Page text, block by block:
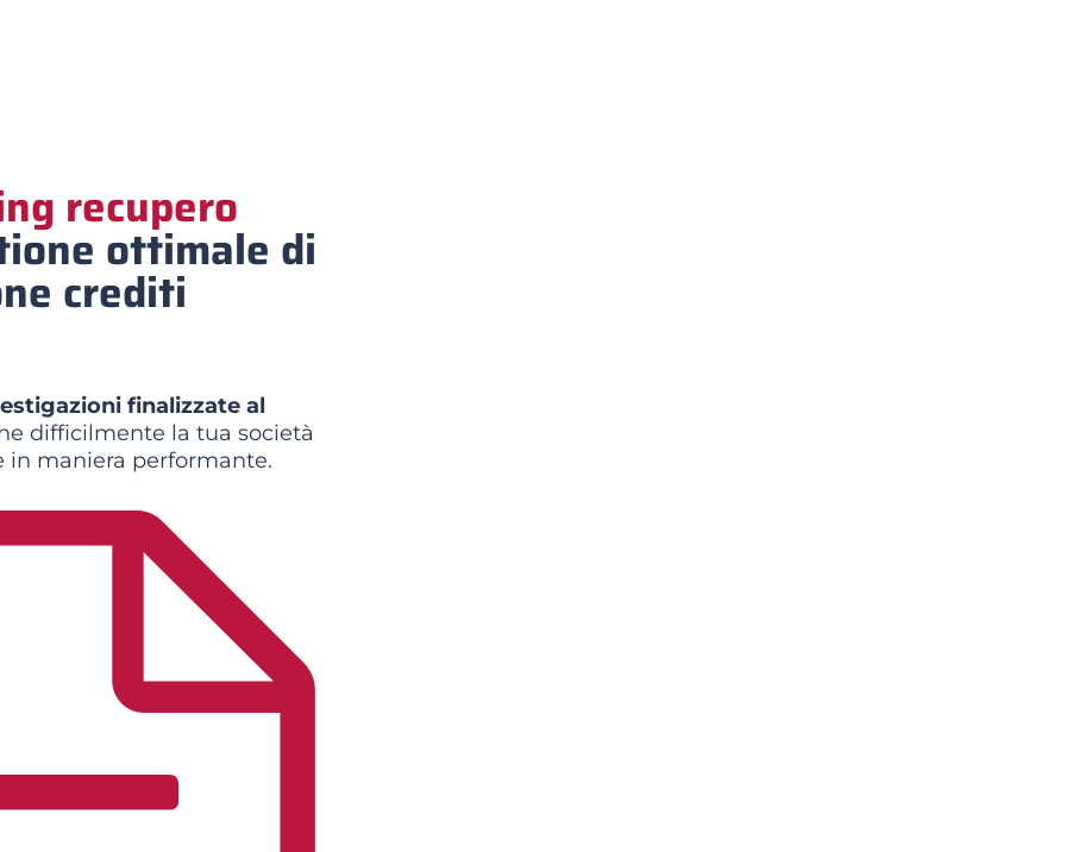
recupero
ottimale di
crediti
finalizzate al
difficilmente la tua società
maniera performante.